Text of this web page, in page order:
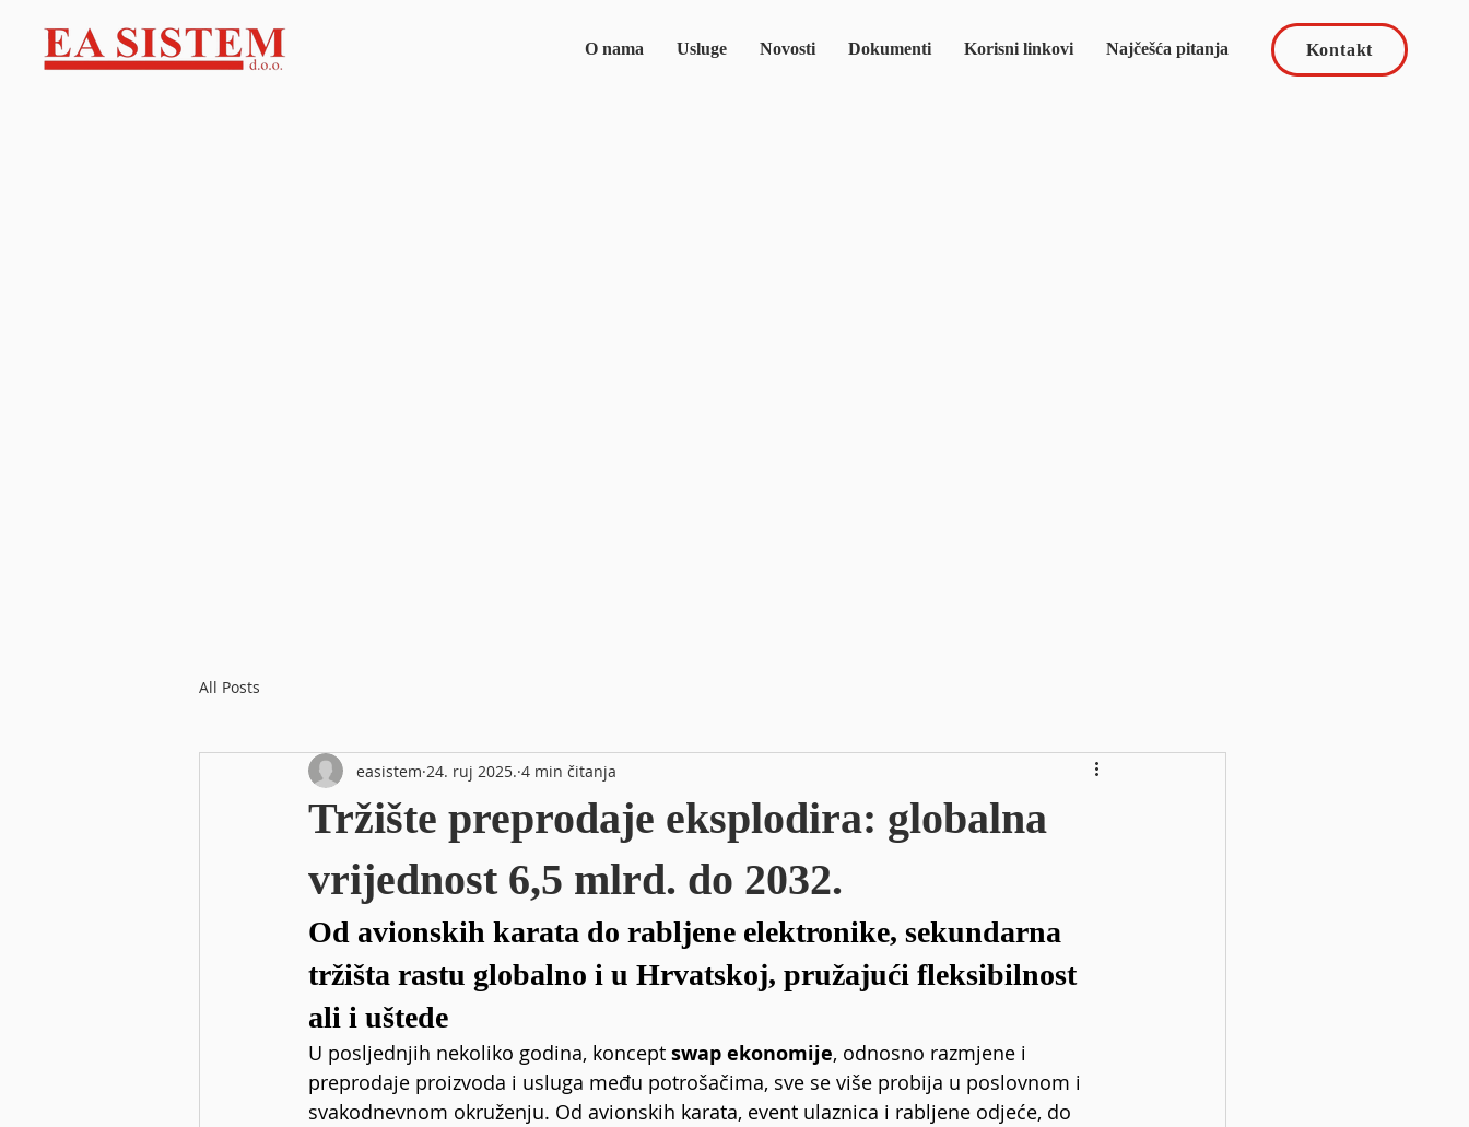
O nama Usluge Novosti Dokumenti Korisni linkovi Najčešća pitanja Kontakt
All Posts
Tržište preprodaje eksplodira: globalna
vrijednost 6,5 mlrd. do 2032.
easistem 24. ruj 2025. 4 min čitanja
Od avionskih karata do rabljene elektronike, sekundarna
tržišta rastu globalno i u Hrvatskoj, pružajući fleksibilnost
ali i uštede
U posljednjih nekoliko godina, koncept swap ekonomije, odnosno razmjene i
preprodaje proizvoda i usluga među potrošačima, sve se više probija u poslovnom i
svakodnevnom okruženju. Od avionskih karata, event ulaznica i rabljene odjeće, do